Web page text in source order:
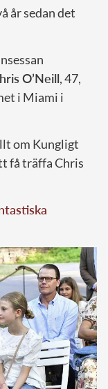
år sedan det
O’Neill, 47,
i Miami i
om Kungligt
få träffa Chris